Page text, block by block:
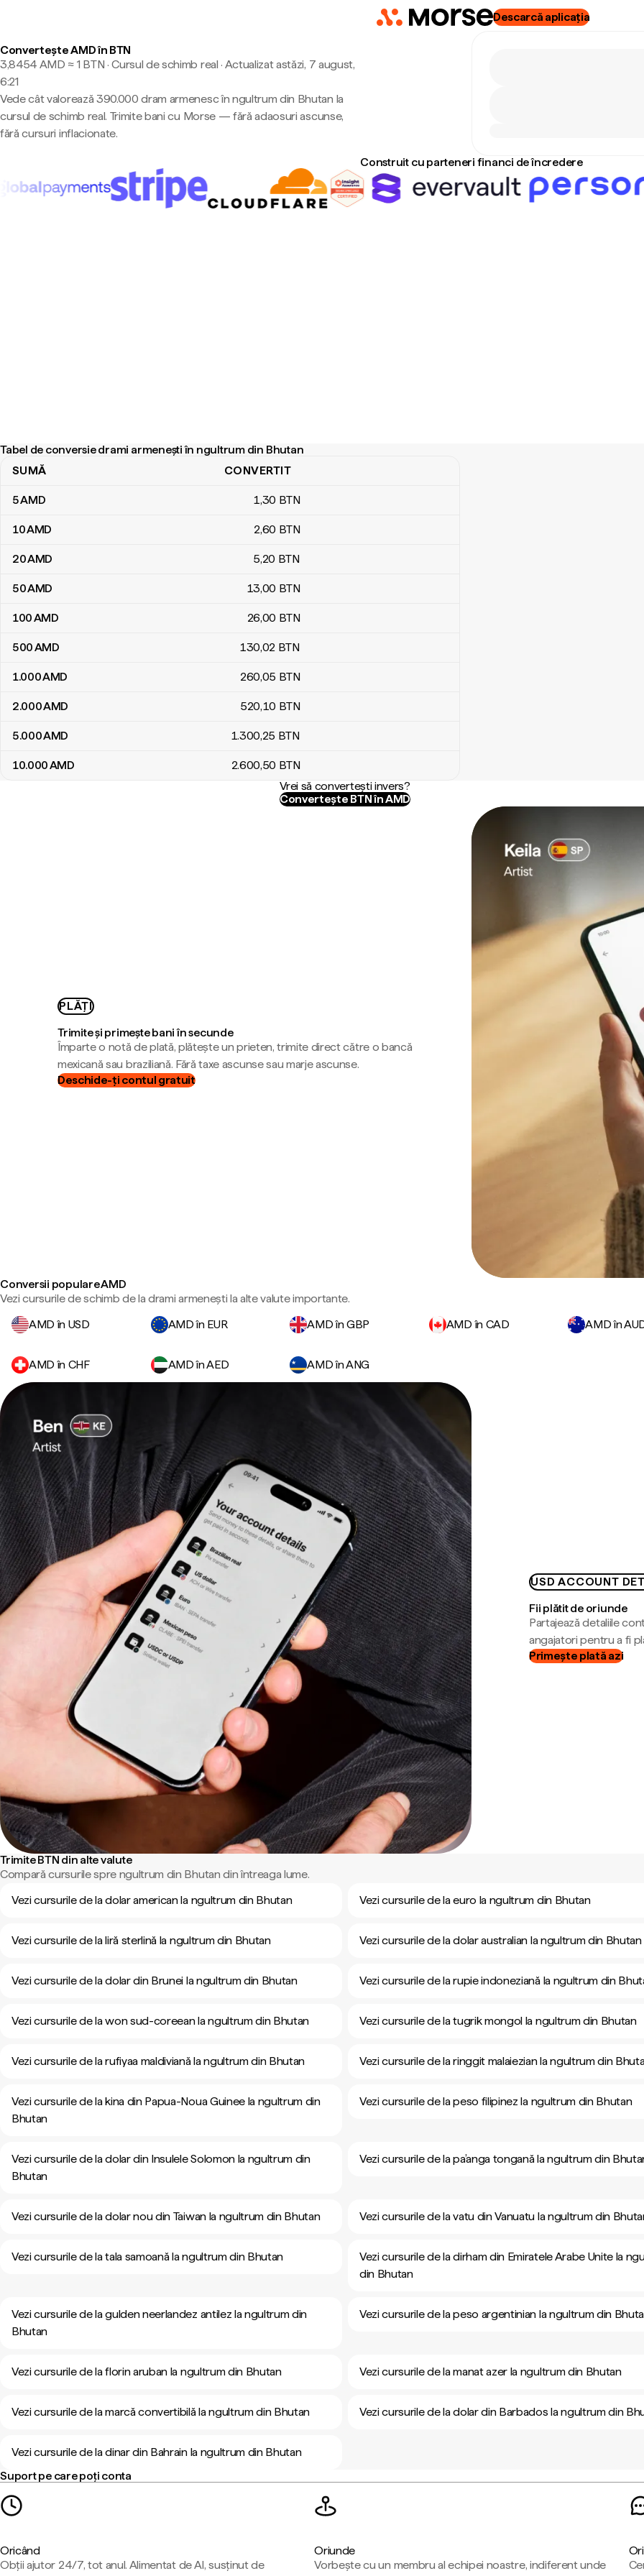
Descarcă aplicația
Convertește AMD în BTN
3,8454 AMD ≈ 1 BTN · Cursul de schimb real · Actualizat astăzi, 7 august,
6:21
Vede cât valorează 390.000 dram armenesc în ngultrum din Bhutan la
cursul de schimb real. Trimite bani cu Morse — fără adaosuri ascunse,
fără cursuri inflacionate.
Construit cu parteneri financi de încredere
Tabel de conversie drami armenești în ngultrum din Bhutan
Tabel de conversie drami armenești în ngultrum din Bhutan
SUMĂ CONVERTIT
5AMD 1,30 BTN
10AMD 2,60 BTN
20AMD 5,20 BTN
50AMD 13,00 BTN
100AMD 26,00 BTN
500AMD 130,02 BTN
1.000AMD 260,05 BTN
2.000AMD 520,10 BTN
5.000AMD 1.300,25 BTN
10.000AMD 2.600,50 BTN
Vrei să convertești invers?
Convertește BTN în AMD
PLĂȚI
Trimite și primește bani în secunde
Împarte o notă de plată, plătește un prieten, trimite direct către o bancă
mexicană sau braziliană. Fără taxe ascunse sau marje ascunse.
Deschide-ți contul gratuit
Conversii populare AMD
Vezi cursurile de schimb de la drami armenești la alte valute importante.
AMD în USD
AMD în EUR AMD în GBP AMD în CAD AMD în
AMD în CHF AMD în AED AMD în ANG
USD ACCOUNT
Fii plătit de oriunde
Partajează detaliile
angajatori pentru a fi
Primește plată azi
Trimite BTN din alte valute
Compară cursurile spre ngultrum din Bhutan din întreaga lume.
Vezi cursurile de la dolar american la ngultrum din Bhutan
Vezi cursurile de la euro la ngultrum din Bhutan
Vezi cursurile de la liră sterlină la ngultrum din Bhutan Vezi cursurile de la dolar australian la ngultrum din Bhutan
Vezi cursurile de la dolar din Brunei la ngultrum din Bhutan Vezi cursurile de la rupie indoneziană la ngultrum din
Vezi cursurile de la won sud-coreean la ngultrum din Bhutan Vezi cursurile de la tugrik mongol la ngultrum din Bhutan
Vezi cursurile de la rufiyaa maldiviană la ngultrum din Bhutan Vezi cursurile de la ringgit malaiezian la ngultrum din
Vezi cursurile de la kina din Papua-Noua Guinee la ngultrum din
Bhutan
Vezi cursurile de la peso filipinez la ngultrum din Bhutan
Vezi cursurile de la dolar din Insulele Solomon la ngultrum din
Bhutan
Vezi cursurile de la pa’anga tongană la ngultrum din
Vezi cursurile de la dolar nou din Taiwan la ngultrum din Bhutan Vezi cursurile de la vatu din Vanuatu la ngultrum din
Vezi cursurile de la tala samoană la ngultrum din Bhutan
Vezi cursurile de la dirham din Emiratele Arabe Unite la
din Bhutan
Vezi cursurile de la gulden neerlandez antilez la ngultrum din
Bhutan
Vezi cursurile de la peso argentinian la ngultrum din
Vezi cursurile de la florin aruban la ngultrum din Bhutan Vezi cursurile de la manat azer la ngultrum din Bhutan
Vezi cursurile de la marcă convertibilă la ngultrum din Bhutan Vezi cursurile de la dolar din Barbados la ngultrum din
Vezi cursurile de la dinar din Bahrain la ngultrum din Bhutan
Suport pe care poți conta
Oricând
Obții ajutor 24/7, tot anul. Alimentat de AI, susținut de
Oriunde
Vorbește cu un membru al echipei noastre, indiferent unde